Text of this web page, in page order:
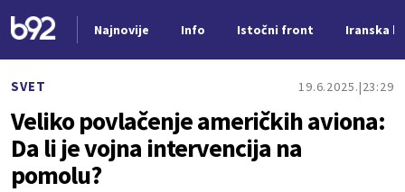
Najnovije Info Istočni front Iranska
SVET 19.6.2025. 23:29
Veliko povlačenje američkih aviona:
Da li je vojna intervencija na
pomolu?